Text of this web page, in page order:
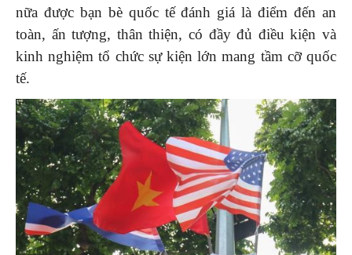
nữa được bạn bè quốc tế đánh giá là điểm đến an
toàn, ấn tượng, thân thiện, có đầy đủ điều kiện và
kinh nghiệm tổ chức sự kiện lớn mang tầm cỡ quốc
tế.